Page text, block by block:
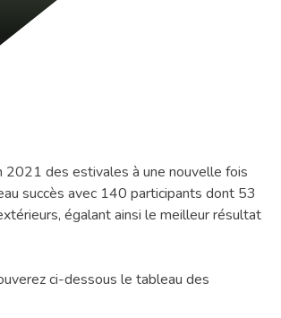
des estivales à une nouvelle fois
succès avec 140 participants dont 53
égalant ainsi le meilleur résultat
ci-dessous le tableau des